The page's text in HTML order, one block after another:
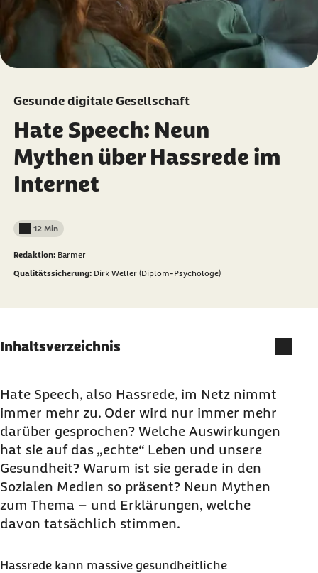
Gesunde digitale Gesellschaft
Hate Speech: Neun
Mythen über Hassrede im
Internet
Lesedauer weniger als
12 Min
Redaktion: Barmer
Qualitätssicherung: Dirk Weller (Diplom-Psychologe)
Inhaltsverzeichnis
freie Meinungsäußerung.
Mythos 2: Hassrede gab es schon immer /
Hassrede gab es schon lange vor dem Internet.
Mythos 3: Am Ende ist Hassrede aber doch nur
Gerede – und hat keine Auswirkungen.
Mythos 4: Man darf Hate Speech
als Betroffener
einfach nicht so ernst nehmen.
Teilen aus dem rechten und dem linken Spektrum.
Hate Speech, also Hassrede, im Netz nimmt
immer mehr zu. Oder wird nur immer mehr
darüber gesprochen? Welche Auswirkungen
hat sie auf das „echte“ Leben und unsere
Gesundheit? Warum ist sie gerade in den
Sozialen Medien so präsent? Neun Mythen
zum Thema – und Erklärungen, welche
davon tatsächlich stimmen.
Hassrede kann massive gesundheitliche